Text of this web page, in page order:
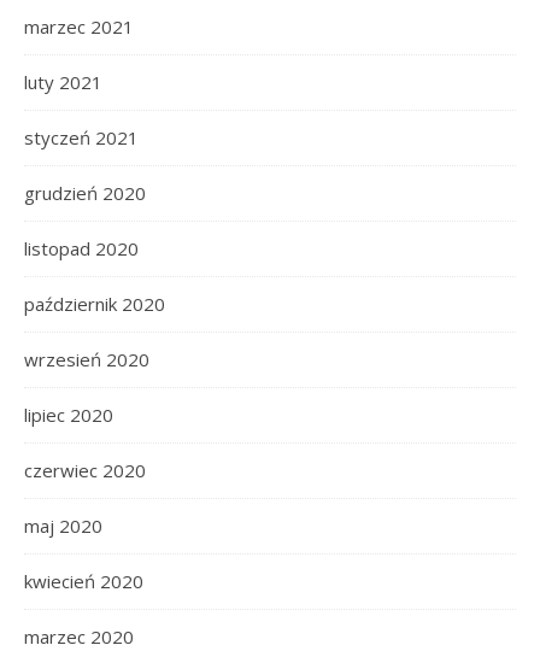
marzec 2021
luty 2021
styczeń 2021
grudzień 2020
listopad 2020
październik 2020
wrzesień 2020
lipiec 2020
czerwiec 2020
maj 2020
kwiecień 2020
marzec 2020